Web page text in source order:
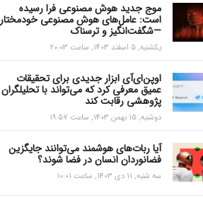
موج جدید هوش مصنوعی فرا رسیده
است: عامل‌های هوش مصنوعی خودمختار
—شگفت‌انگیز و ترسناک
یکشنبه, 5 اسفند 1403, ساعت 20:03
اوپن‌ای‌آی ابزار جدیدی برای تحقیقات
عمیق معرفی کرد که می‌تواند با تحلیلگران
پژوهشی رقابت کند
دوشنبه, 15 بهمن 1403, ساعت 19:57
آیا ربات‌های هوشمند می‌توانند جایگزین
فضانوردان انسان در فضا شوند؟
سه شنبه, 11 دی 1403, ساعت 10:01